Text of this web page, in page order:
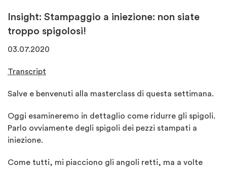
Insight: Stampaggio a iniezione: non siate
troppo spigolosi!
03.07.2020
Transcript
Salve e benvenuti alla masterclass di questa settimana.
Oggi esamineremo in dettaglio come ridurre gli spigoli.
Parlo ovviamente degli spigoli dei pezzi stampati a
iniezione.
Come tutti, mi piacciono gli angoli retti, ma a volte